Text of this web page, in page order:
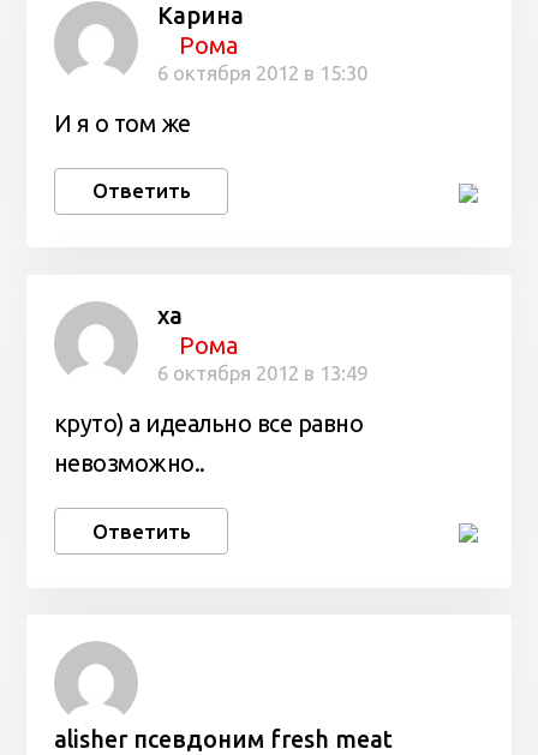
Карина
Рома
6 октября 2012 в 15:30
И я о том же
Ответить
ха
Рома
6 октября 2012 в 13:49
круто) а идеально все равно
невозможно..
Ответить
alisher псевдоним fresh meat